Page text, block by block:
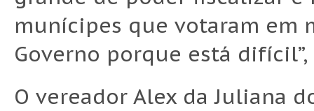
munícipes que votaram em
Governo porque está
O vereador Alex da Juliana